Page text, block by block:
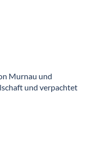
Murnau und
und verpachtet